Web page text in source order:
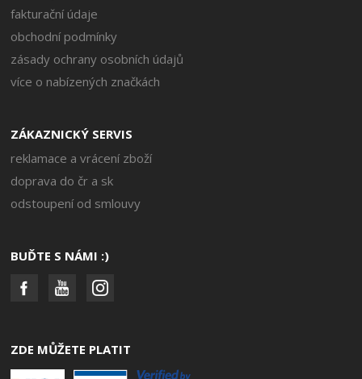
fakturační údaje
obchodní podmínky
zásady ochrany osobních údajů
více o nabízených značkách
ZÁKAZNICKÝ SERVIS
reklamace a vrácení zboží
doprava do čr a sk
odstoupení od smlouvy
BUĎTE S NÁMI :)
ZDE MŮŽETE PLATIT